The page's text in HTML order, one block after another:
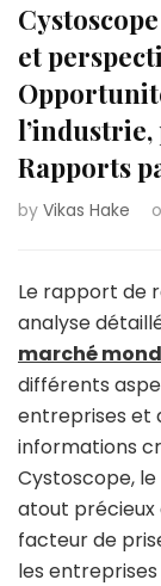
et
l’industrie,
Rapports
by Vikas Hake
Le rapport de
analyse
marché
différents
entreprises et
informations
Cystoscope,
atout précieux
facteur de
les